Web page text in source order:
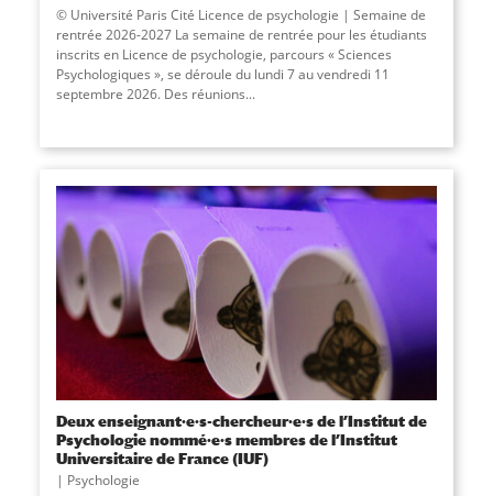
© Université Paris Cité Licence de psychologie | Semaine de
rentrée 2026-2027 La semaine de rentrée pour les étudiants
inscrits en Licence de psychologie, parcours « Sciences
Psychologiques », se déroule du lundi 7 au vendredi 11
septembre 2026. Des réunions...
Deux enseignant·e·s-chercheur·e·s de l’Institut de
Psychologie nommé·e·s membres de l’Institut
Universitaire de France (IUF)
Psychologie